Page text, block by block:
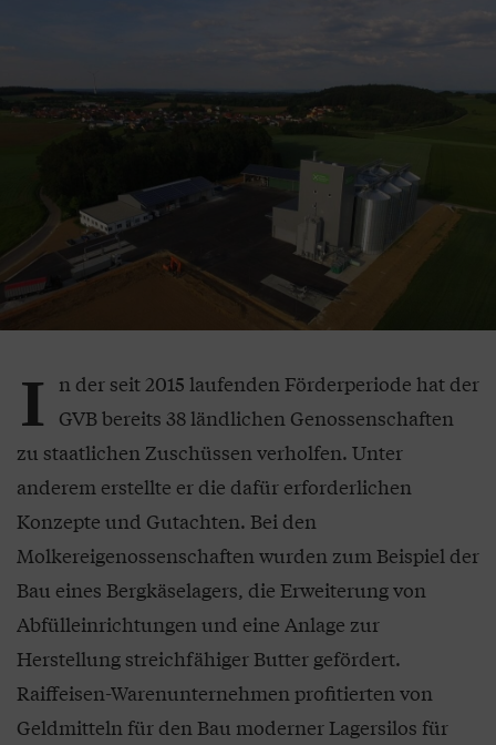
I n der seit 2015 laufenden Förderperiode hat der
GVB bereits 38 ländlichen Genossenschaften
zu staatlichen Zuschüssen verholfen. Unter
anderem erstellte er die dafür erforderlichen
Konzepte und Gutachten. Bei den
Molkereigenossenschaften wurden zum Beispiel der
Bau eines Bergkäselagers, die Erweiterung von
Abfülleinrichtungen und eine Anlage zur
Herstellung streichfähiger Butter gefördert.
Raiffeisen-Warenunternehmen profitierten von
Geldmitteln für den Bau moderner Lagersilos für